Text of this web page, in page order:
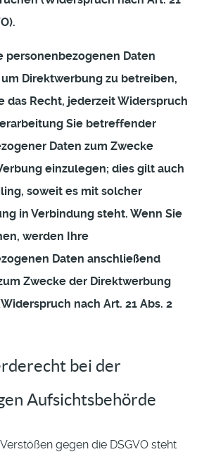
personenbezogenen Daten
Direktwerbung zu betreiben,
das Recht, jederzeit Widerspruch
Sie betreffender
Daten zum Zwecke
einzulegen; dies gilt auch
soweit es mit solcher
in Verbindung steht. Wenn Sie
werden Ihre
Daten anschließend
Zwecke der Direktwerbung
nach Art. 21 Abs. 2
bei der
Aufsichtsbehörde
gegen die DSGVO steht